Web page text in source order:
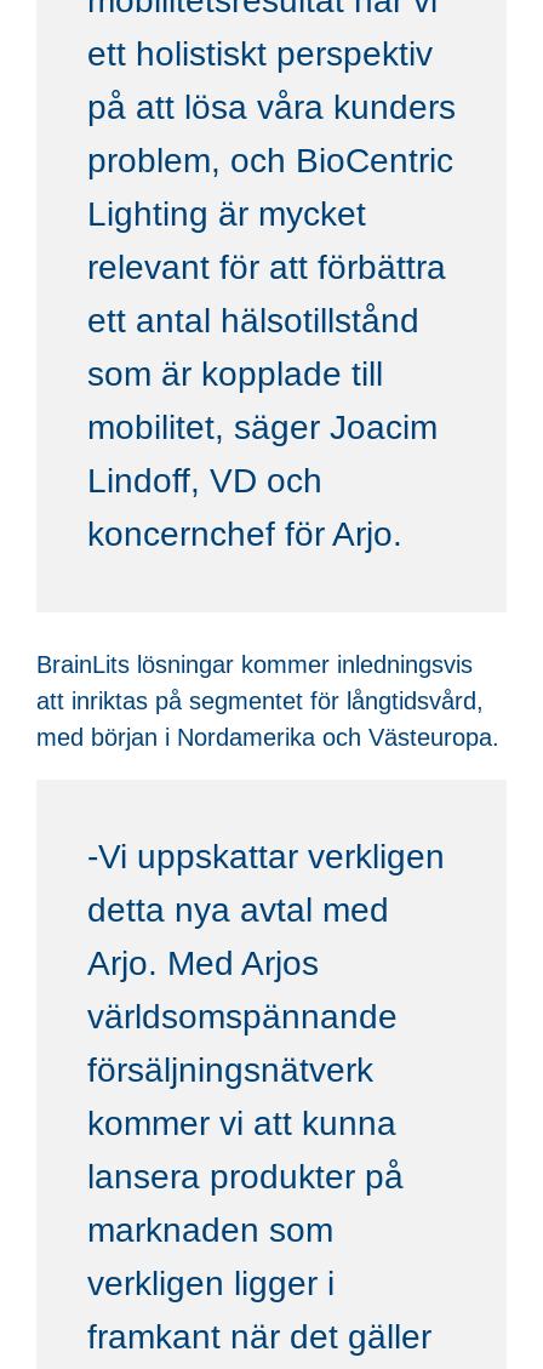
ett holistiskt perspektiv
på att lösa våra kunders
problem, och BioCentric
Lighting är mycket
relevant för att förbättra
ett antal hälsotillstånd
som är kopplade till
mobilitet, säger Joacim
Lindoff, VD och
koncernchef för Arjo.
BrainLits lösningar kommer inledningsvis
att inriktas på segmentet för långtidsvård,
med början i Nordamerika och Västeuropa.
-Vi uppskattar verkligen
detta nya avtal med
Arjo. Med Arjos
världsomspännande
försäljningsnätverk
kommer vi att kunna
lansera produkter på
marknaden som
verkligen ligger i
framkant när det gäller